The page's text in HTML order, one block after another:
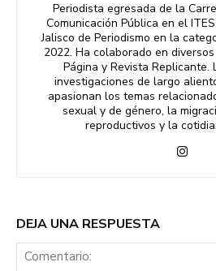
Periodista egresada de la
Comunicación Pública en el
Jalisco de Periodismo en la
2022. Ha colaborado en
Página y Revista Replicante.
investigaciones de largo
apasionan los temas
sexual y de género, la
reproductivos y la
DEJA UNA RESPUESTA